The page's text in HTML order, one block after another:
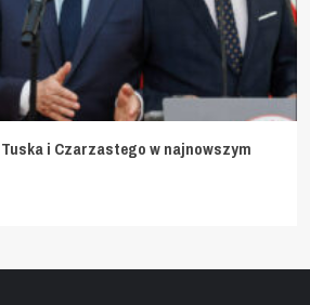
i Czarzastego w najnowszym